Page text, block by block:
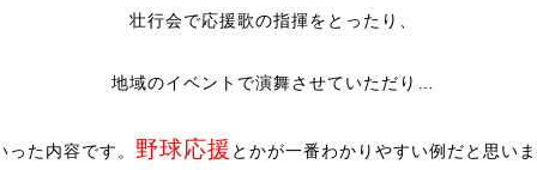
壮行会で応援歌の指揮をとったり、
地域のイベントで演舞させていただり…
った内容です。 野球応援 とかが一番わかりやすい例だと思いま